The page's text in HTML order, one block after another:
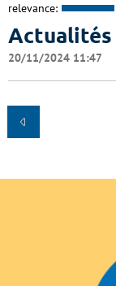
relevance:
Actualités
20/11/2024 11:47